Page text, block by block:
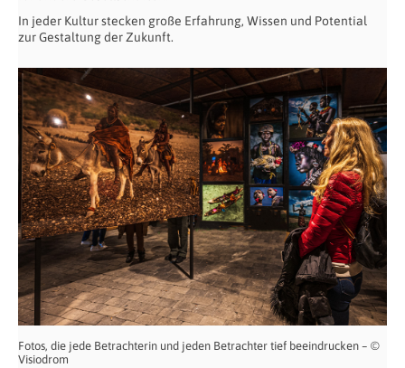
In jeder Kultur stecken große Erfahrung, Wissen und Potential
zur Gestaltung der Zukunft.
Fotos, die jede Betrachterin und jeden Betrachter tief beeindrucken – ©
Visiodrom